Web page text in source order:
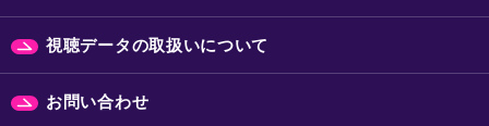
視聴データの取扱いについて
お問い合わせ